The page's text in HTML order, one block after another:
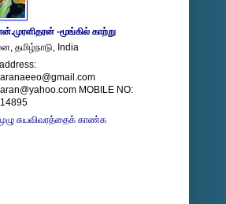
-மூங்கில் காற்று
தமிழ்நாடு, India
MOBILE NO:
சுயவிவரத்தைக் காண்க